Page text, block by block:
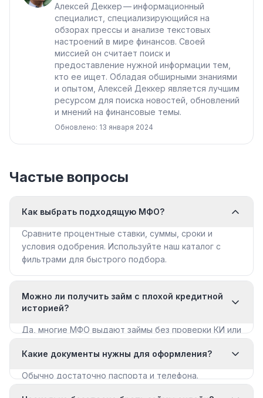
Алексей Деккер — информационный
специалист, специализирующийся на
обзорах прессы и анализе текстовых
настроений в мире финансов. Своей
миссией он считает поиск и
предоставление нужной информации тем,
кто ее ищет. Обладая обширными знаниями
и опытом, Алексей Деккер является лучшим
ресурсом для поиска новостей, обновлений
и мнений на финансовые темы.
Обновлено: 13 января 2024
Частые вопросы
Как выбрать подходящую МФО?
Сравните процентные ставки, суммы, сроки и
условия одобрения. Используйте наш каталог с
фильтрами для быстрого подбора.
Можно ли получить займ с плохой кредитной
историей?
Да, многие МФО выдают займы без проверки КИ или
с плохой КИ».
Какие документы нужны для оформления?
Обычно достаточно паспорта и телефона.